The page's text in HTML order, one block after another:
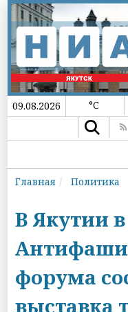
09.08.2026 °C
Главная Политика
В Якутии
форума
выставка